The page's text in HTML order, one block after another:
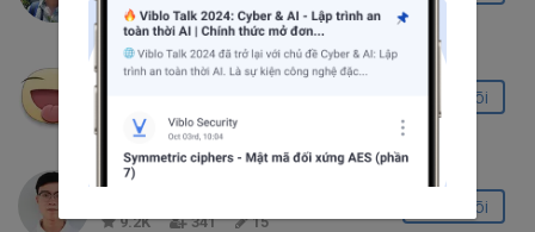
Minh Monmen
Theo dõi
Đức Phúc
9.2K 341 15
Theo dõi